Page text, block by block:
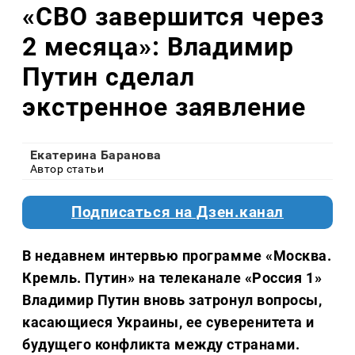
«СВО завершится через
2 месяца»: Владимир
Путин сделал
экстренное заявление
Екатерина Баранова
Автор статьи
Подписаться на Дзен.канал
В недавнем интервью программе «Москва.
Кремль. Путин» на телеканале «Россия 1»
Владимир Путин вновь затронул вопросы,
касающиеся Украины, ее суверенитета и
будущего конфликта между странами.